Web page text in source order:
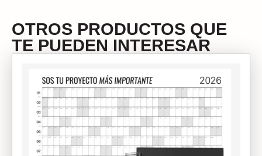
OTROS PRODUCTOS QUE
TE PUEDEN INTERESAR